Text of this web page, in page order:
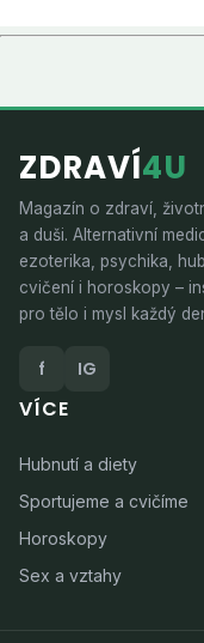
ZDRAVÍ4U
Magazín o zdraví,
a duši. Alternativní
ezoterika, psychika,
cvičení i horoskopy –
pro tělo i mysl každý
f IG
VÍCE
Hubnutí a diety
Sportujeme a cvičíme
Horoskopy
Sex a vztahy